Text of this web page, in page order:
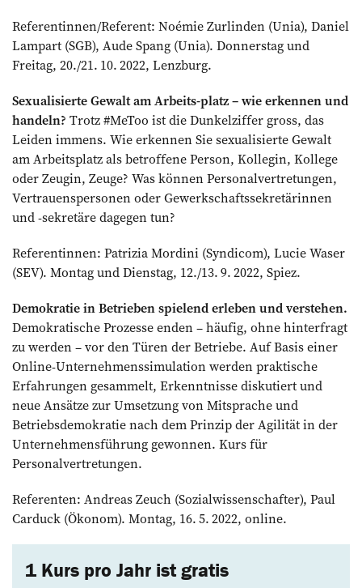
Referentinnen/Referent: Noémie Zurlinden (Unia), Daniel
Lampart (SGB), Aude Spang (Unia). Donnerstag und
Freitag, 20./21. 10. 2022, Lenzburg.
Sexualisierte Gewalt am Arbeits-platz – wie erkennen und
handeln? Trotz #MeToo ist die Dunkelziffer gross, das
Leiden immens. Wie erkennen Sie sexualisierte Gewalt
am Arbeitsplatz als betroffene Person, Kollegin, Kollege
oder Zeugin, Zeuge? Was können Personalvertretungen,
Vertrauenspersonen oder Gewerkschaftssekretärinnen
und -sekretäre dagegen tun?
Referentinnen: Patrizia Mordini (Syndicom), Lucie Waser
(SEV). Montag und Dienstag, 12./13. 9. 2022, Spiez.
Demokratie in Betrieben spielend erleben und verstehen.
Demokra­tische Prozesse enden – häufig, ohne hinterfragt
zu werden – vor den Türen der Betriebe. Auf Basis einer
Online-Unternehmenssimulation werden praktische
Erfahrungen gesammelt, Erkenntnisse diskutiert und
neue Ansätze zur Umsetzung von Mitsprache und
Betriebsdemokratie nach dem Prinzip der Agilität in der
Unternehmensführung gewonnen. Kurs für
Personalvertretungen.
Referenten: Andreas Zeuch (Sozial­wissenschafter), Paul
Carduck (Ökonom). Montag, 16. 5. 2022, online.
1 Kurs pro Jahr ist gratis